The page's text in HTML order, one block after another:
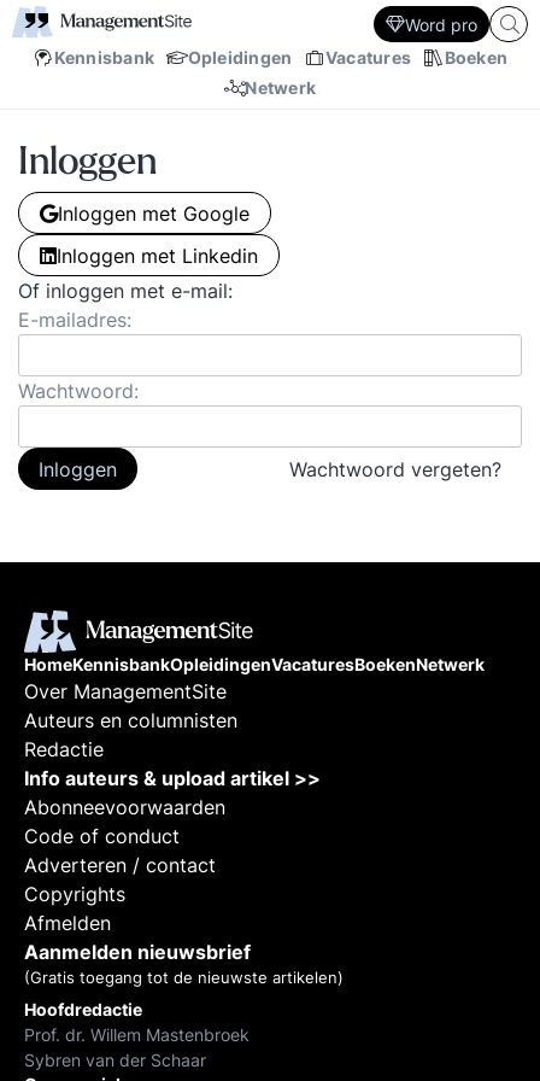
Kennisbank Opleidingen Vacatures
Boeken
Netwerk
Word pro
Inloggen
Inloggen met Google
Inloggen met Linkedin
Of inloggen met e-mail:
E-mailadres:
Wachtwoord:
Inloggen Wachtwoord vergeten?
HomeKennisbankOpleidingenVacaturesBoekenNetwerk
Over ManagementSite
Auteurs en columnisten
Redactie
Info auteurs & upload artikel >>
Abonneevoorwaarden
Code of conduct
Adverteren / contact
Copyrights
Afmelden
Aanmelden nieuwsbrief
(Gratis toegang tot de nieuwste artikelen)
Hoofdredactie
Prof. dr. Willem Mastenbroek
Sybren van der Schaar